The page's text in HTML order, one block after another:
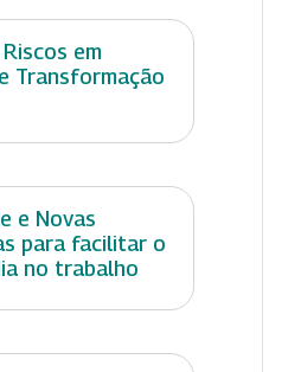
em
Transformação
e Novas
para facilitar o
no trabalho